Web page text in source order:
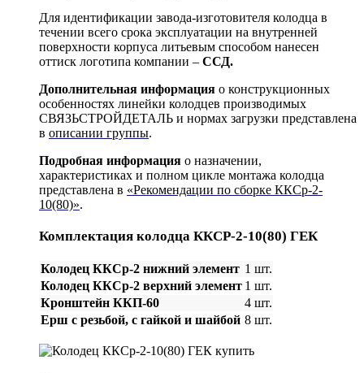
Для идентификации завода-изготовителя колодца в
течении всего срока эксплуатации на внутренней
поверхности корпуса литьевым способом нанесен
оттиск логотипа компании – ССД.
Дополнительная информация о конструкционных
особенностях линейки колодцев производимых
СВЯЗЬСТРОЙДЕТАЛЬ и нормах загрузки представлена
в описании группы.
Подробная информация о назначении,
характеристиках и полном цикле монтажа колодца
представлена в «Рекомендации по сборке ККСр-2-
10(80)».
Комплектация колодца ККСР-2-10(80) ГЕК
Колодец ККСр-2 нижний элемент 1 шт.
Колодец ККСр-2 верхний элемент 1 шт.
Кронштейн ККП-60
4 шт.
Ерш с резьбой, с гайкой и шайбой 8 шт.